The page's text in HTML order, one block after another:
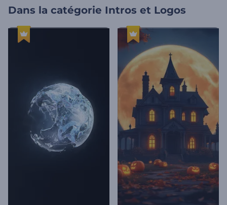
Dans la catégorie Intros et Logos